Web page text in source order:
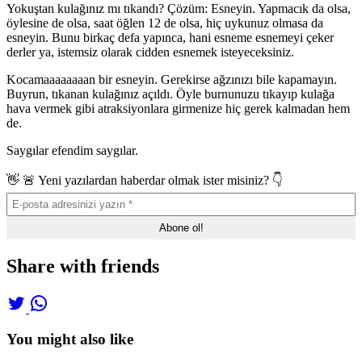
Yokuştan kulağınız mı tıkandı? Çözüm: Esneyin. Yapmacık da olsa,
öylesine de olsa, saat öğlen 12 de olsa, hiç uykunuz olmasa da
esneyin. Bunu birkaç defa yapınca, hani esneme esnemeyi çeker
derler ya, istemsiz olarak cidden esnemek isteyeceksiniz.
Kocamaaaaaaaan bir esneyin. Gerekirse ağzınızı bile kapamayın.
Buyrun, tıkanan kulağınız açıldı. Öyle burnunuzu tıkayıp kulağa
hava vermek gibi atraksiyonlara girmenize hiç gerek kalmadan hem
de.
Saygılar efendim saygılar.
👋 🚨 Yeni yazılardan haberdar olmak ister misiniz? 👇
Share with friends
You might also like